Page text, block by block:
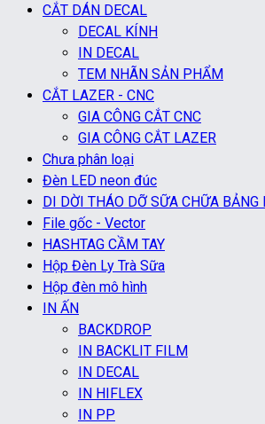
CẮT DÁN DECAL
DECAL KÍNH
IN DECAL
TEM NHÃN SẢN PHẨM
CẮT LAZER - CNC
GIA CÔNG CẮT CNC
GIA CÔNG CẮT LAZER
Chưa phân loại
Đèn LED neon đúc
DI DỜI THÁO DỠ SỮA CHỮA BẢNG
File gốc - Vector
HASHTAG CẦM TAY
Hộp Đèn Ly Trà Sữa
Hộp đèn mô hình
IN ẤN
BACKDROP
IN BACKLIT FILM
IN DECAL
IN HIFLEX
IN PP